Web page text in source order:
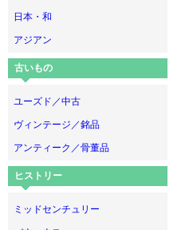
日本・和
アジアン
古いもの
ユーズド／中古
ヴィンテージ／銘品
アンティーク／骨董品
ヒストリー
ミッドセンチュリー